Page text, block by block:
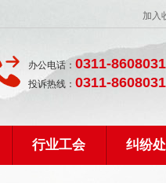
加入
办公电话： 0311-
投诉热线： 0311-
行业工会 纠纷